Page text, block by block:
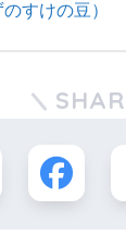
すけの豆）